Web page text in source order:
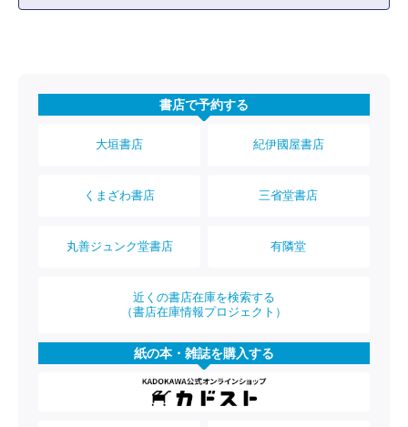
書店で予約する
大垣書店 紀伊國屋書店
くまざわ書店 三省堂書店
丸善ジュンク堂書店 有隣堂
近くの書店在庫を検索する
（書店在庫情報プロジェクト）
紙の本・雑誌を購入する